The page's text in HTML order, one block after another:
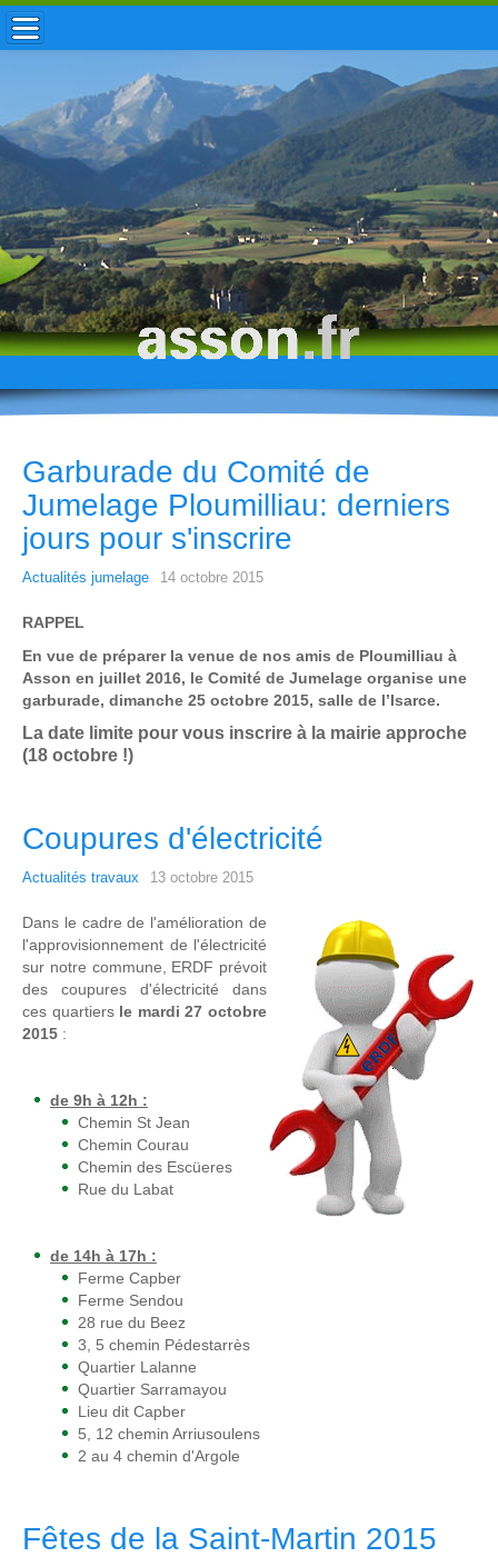
ACCUEIL / INFOS
MUNICIPALITÉ
VIE LOCALE
ENFANCE
TOURISME
HISTOIRE
Garburade du Comité de
Jumelage Ploumilliau: derniers
jours pour s'inscrire
Actualités jumelage 14 octobre 2015
RAPPEL
En vue de préparer la venue de nos amis de Ploumilliau à
Asson en juillet 2016, le Comité de Jumelage organise une
garburade, dimanche 25 octobre 2015, salle de l’Isarce.
La date limite pour vous inscrire à la mairie approche
(18 octobre !)
Coupures d'électricité
Actualités travaux 13 octobre 2015
Dans le cadre de l'amélioration de
l'approvisionnement de l'électricité
sur notre commune, ERDF prévoit
des coupures d'électricité dans
ces quartiers le mardi 27 octobre
2015 :
de 9h à 12h :
Chemin St Jean
Chemin Courau
Chemin des Escüeres
Rue du Labat
de 14h à 17h :
Ferme Capber
Ferme Sendou
28 rue du Beez
3, 5 chemin Pédestarrès
Quartier Lalanne
Quartier Sarramayou
Lieu dit Capber
5, 12 chemin Arriusoulens
2 au 4 chemin d'Argole
Fêtes de la Saint-Martin 2015